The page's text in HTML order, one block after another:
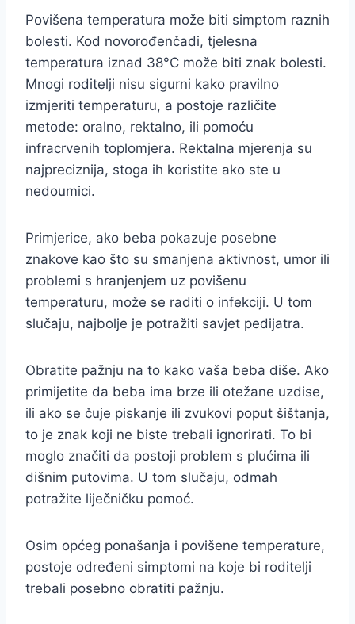
Povišena temperatura može biti simptom raznih
bolesti. Kod novorođenčadi, tjelesna
temperatura iznad 38°C može biti znak bolesti.
Mnogi roditelji nisu sigurni kako pravilno
izmjeriti temperaturu, a postoje različite
metode: oralno, rektalno, ili pomoću
infracrvenih toplomjera. Rektalna mjerenja su
najpreciznija, stoga ih koristite ako ste u
nedoumici.
Primjerice, ako beba pokazuje posebne
znakove kao što su smanjena aktivnost, umor ili
problemi s hranjenjem uz povišenu
temperaturu, može se raditi o infekciji. U tom
slučaju, najbolje je potražiti savjet pedijatra.
Obratite pažnju na to kako vaša beba diše. Ako
primijetite da beba ima brze ili otežane uzdise,
ili ako se čuje piskanje ili zvukovi poput šištanja,
to je znak koji ne biste trebali ignorirati. To bi
moglo značiti da postoji problem s plućima ili
dišnim putovima. U tom slučaju, odmah
potražite liječničku pomoć.
Osim općeg ponašanja i povišene temperature,
postoje određeni simptomi na koje bi roditelji
trebali posebno obratiti pažnju.